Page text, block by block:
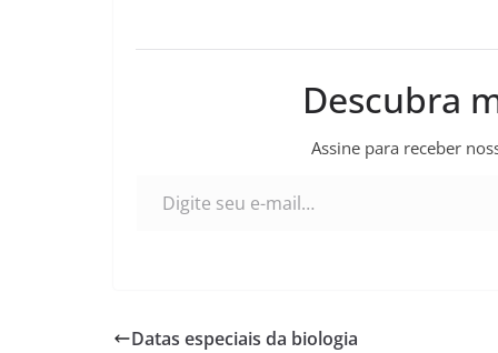
Descubra
Assine para receber
Datas especiais da biologia